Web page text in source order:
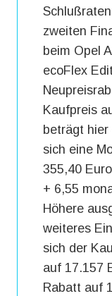
zweiten
beim Opel
ecoFlex
Kaufpreis
beträgt
sich eine
355,40
+ 6,55
Höhere
weiteres
sich der
auf 17.157
Rabatt auf